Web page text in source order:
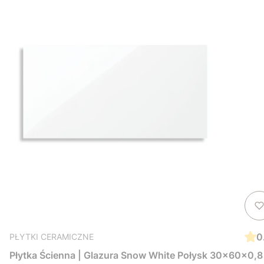
PŁYTKI CERAMICZNE
Płytka Ścienna | Glazura Snow White Połysk